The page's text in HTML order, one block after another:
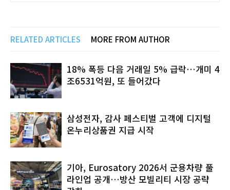
RELATED ARTICLES MORE FROM AUTHOR
18% 폭등 다음 거래일 5% 급락…개미 4
조6531억원, 또 들어갔다
삼성전자, 감사 페스티벌 고객에 디지털
온누리상품권 지급 시작
기아, Eurosatory 2026서 군용차량 풀
라인업 공개…방산 모빌리티 시장 공략